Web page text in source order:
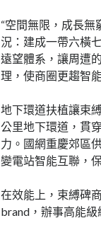
“空間無限，成長無
況：建成一帶六橫
遠望體系，讓周遭
理，使商圈更趨智
地下環道扶植讓束
公里地下環道，貫
力。國網重慶郊區
變電站智能互聯，
在效能上，束縛碑
brand，辦事高能